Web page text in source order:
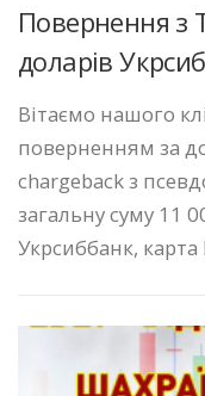
Повернення з
доларів
Вітаємо нашого
поверненням за
chargeback з
загальну суму 11
Укрсиббанк,